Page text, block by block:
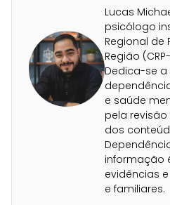
Lucas
psicólogo
Regional de
Região
Dedica-se
e saúde
pela
dos
informação
evidências
e familiares.